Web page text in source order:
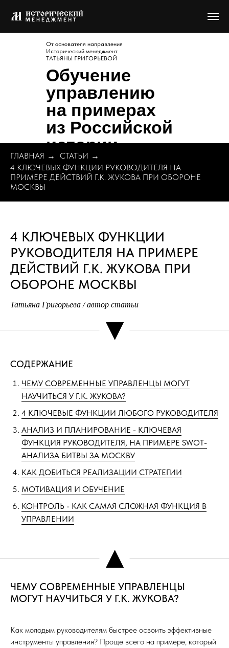
Обучение
управлению
на примерах
из Российской
истории
От основателя направления
Исторический менеджмент
ТАТЬЯНЫ ГРИГОРЬЕВОЙ
ГЛАВНАЯ → СТАТЬИ →
4 КЛЮЧЕВЫХ ФУНКЦИИ РУКОВОДИТЕЛЯ НА
ПРИМЕРЕ ДЕЙСТВИЙ Г.К. ЖУКОВА ПРИ ОБОРОНЕ
МОСКВЫ
4 КЛЮЧЕВЫХ ФУНКЦИИ
РУКОВОДИТЕЛЯ НА ПРИМЕРЕ
ДЕЙСТВИЙ Г.К. ЖУКОВА ПРИ
ОБОРОНЕ МОСКВЫ
Татьяна Григорьева / автор статьи
▼
СОДЕРЖАНИЕ
ЧЕМУ СОВРЕМЕННЫЕ УПРАВЛЕНЦЫ МОГУТ
НАУЧИТЬСЯ У Г.К. ЖУКОВА?
4 КЛЮЧЕВЫЕ ФУНКЦИИ ЛЮБОГО РУКОВОДИТЕЛЯ
АНАЛИЗ И ПЛАНИРОВАНИЕ - КЛЮЧЕВАЯ
ФУНКЦИЯ РУКОВОДИТЕЛЯ, НА ПРИМЕРЕ SWOT-
АНАЛИЗА БИТВЫ ЗА МОСКВУ
КАК ДОБИТЬСЯ РЕАЛИЗАЦИИ СТРАТЕГИИ
МОТИВАЦИЯ И ОБУЧЕНИЕ
КОНТРОЛЬ - КАК САМАЯ СЛОЖНАЯ ФУНКЦИЯ В
УПРАВЛЕНИИ
▲
ЧЕМУ СОВРЕМЕННЫЕ УПРАВЛЕНЦЫ
МОГУТ НАУЧИТЬСЯ У Г.К. ЖУКОВА?
Как молодым руководителям быстрее освоить эффективные
инструменты управления? Проще всего на примере, который